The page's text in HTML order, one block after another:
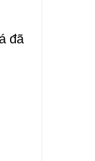
đã